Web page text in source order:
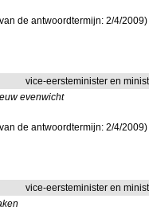
de antwoordtermijn: 2/4/2009)
vice-eersteminister en
evenwicht
de antwoordtermijn: 2/4/2009)
vice-eersteminister en